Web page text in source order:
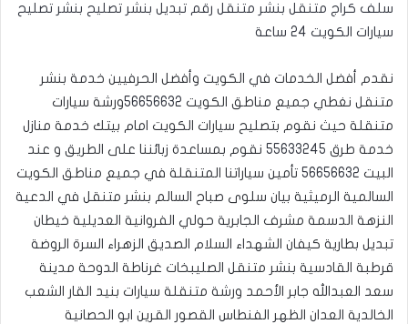
سلف كراج متنقل بنشر متنقل رقم تبديل بنشر تصليح بنشر تصليح
سيارات الكويت 24 ساعة
نقدم أفضل الخدمات في الكويت وأفضل الحرفيين خدمة بنشر
متنقل نغطي جميع مناطق الكويت 56656632ورشة سيارات
متنقلة حيث نقوم بتصليح سيارات الكويت امام بيتك خدمة منازل
خدمة طرق 55633245 نقوم بمساعدة زبائننا على الطريق و عند
البيت 56656632 تأمين سياراتنا المتنقلة في جميع مناطق الكويت
السالمية الرميثية بيان سلوى صباح السالم بنشر متنقل في الدعية
النزهة الدسمة مشرف الجابرية حولي الفروانية العديلية خيطان
تبديل بطارية كيفان الشهداء السلام الصديق الزهراء السرة الروضة
قرطبة القادسية بنشر متنقل الصليبخات غرناطة الدوحة مدينة
سعد العبدالله جابر الأحمد ورشة متنقلة سيارات بنيد القار الشعب
الخالدية العدان الظهر الفنطاس القصور القرين ابو الحصانية